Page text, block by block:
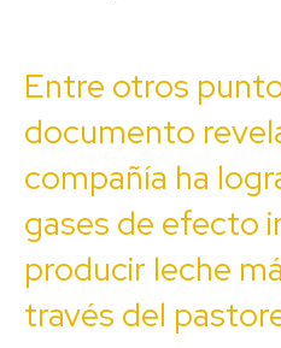
Entre otros
documento
compañía ha
gases de efecto
producir leche
través del